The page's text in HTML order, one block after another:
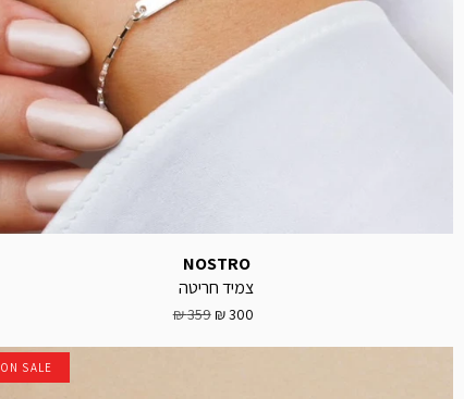
NOSTRO
צמיד חריטה
300 ₪
359 ₪
ON SALE